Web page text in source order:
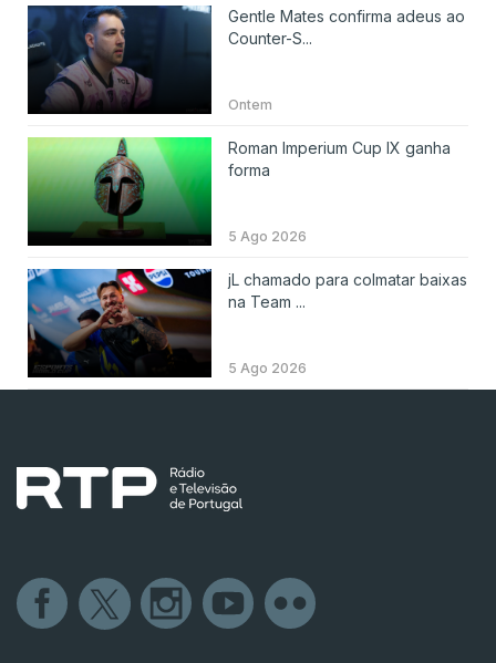
Gentle Mates confirma adeus ao
Counter-S...
Ontem
Roman Imperium Cup IX ganha
forma
5 Ago 2026
jL chamado para colmatar baixas
na Team ...
5 Ago 2026